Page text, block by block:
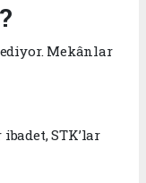
Mekânlar
STK’lar